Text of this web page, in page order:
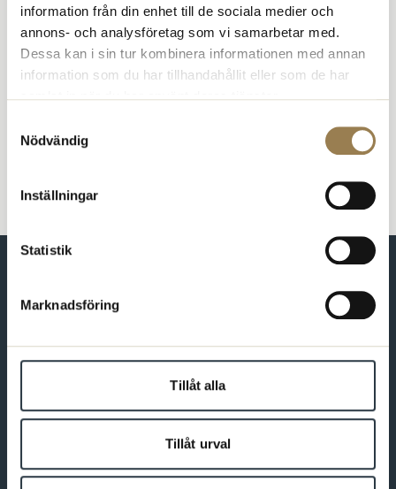
information från din enhet till de sociala medier och
annons- och analysföretag som vi samarbetar med.
Dessa kan i sin tur kombinera informationen med annan
information som du har tillhandahållit eller som de har
samlat in när du har använt deras tjänster.
Nödvändig
Inställningar
Statistik
Marknadsföring
Tillåt alla
Tillåt urval
Det är också viktigt att värna och aktivt jobba för en levande
demokrati och uppmuntra till medlemskap och engagemang i
demokratiska organisationer, eftersom dessa så tydligt är ett mynt
med två sidor; rätten att göra sin röst hörd, och skyldigheten att ta
sin del av ansvaret.
Nyhet
Bli medlem
Varmt välkommen att kontakta oss. Du som är medlem hittar